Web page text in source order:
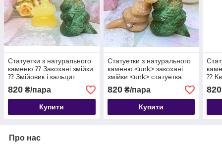
Статуетки з натурального
каменю ⁇ Закохані змійки
⁇ Змійовик і кальцит
820 ₴/пара
Купити
Статуетки з натурального
каменю <unk> закохані
змійки <unk> статуетка
змія
820₴/пара
Купити
⁇
820
Про нас